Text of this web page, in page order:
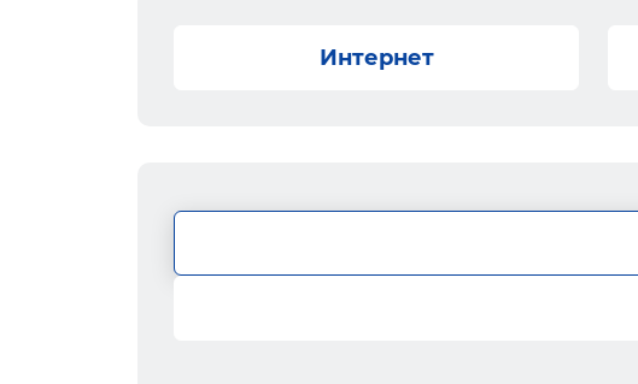
Интернет